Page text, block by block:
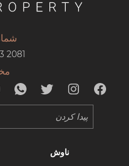
2081
ناوش